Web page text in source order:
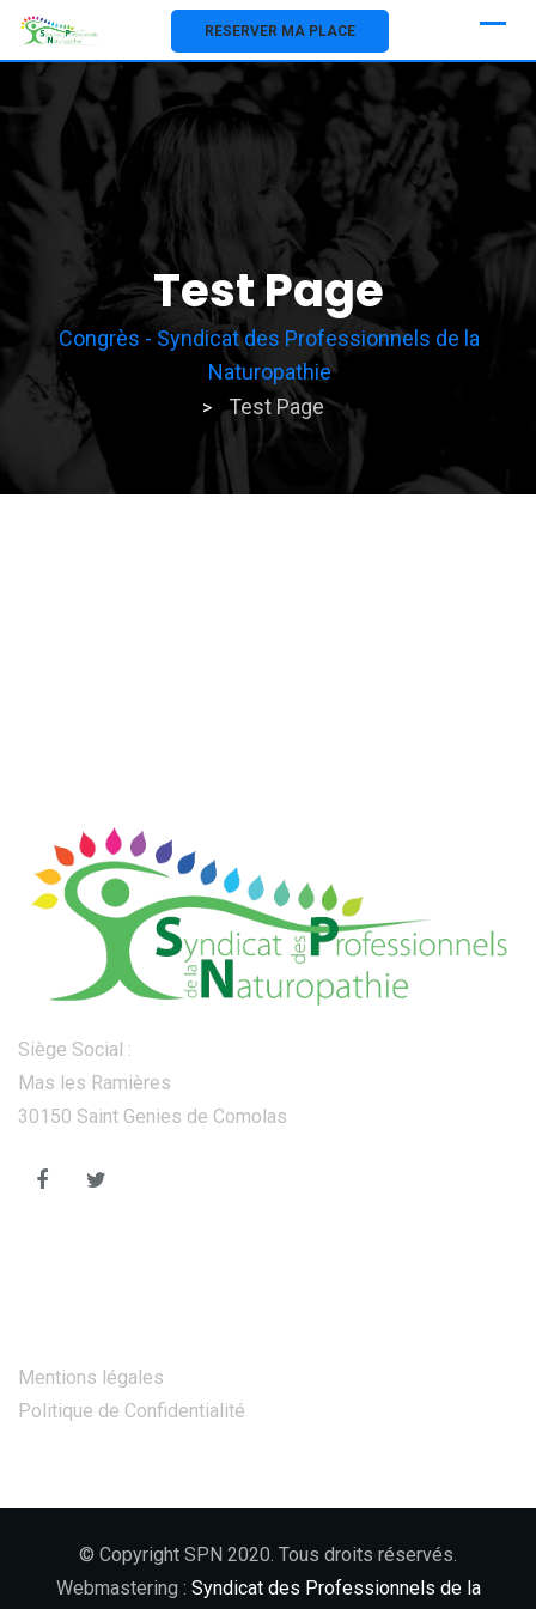
RESERVER MA PLACE
Test Page
Congrès - Syndicat des Professionnels de la
Naturopathie
> Test Page
Siège Social :
Mas les Ramières
30150 Saint Genies de Comolas
Mentions légales
Politique de Confidentialité
© Copyright SPN 2020. Tous droits réservés.
Webmastering : Syndicat des Professionnels de la